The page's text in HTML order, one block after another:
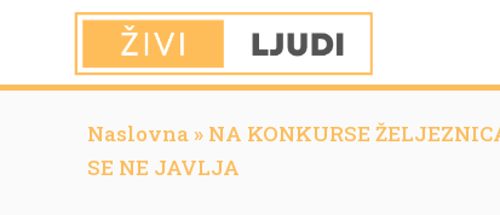
Naslovna » NA KONKURSE
SE NE JAVLJA